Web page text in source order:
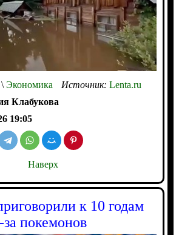
Экономика Источник: Lenta.ru
Клабукова
19:05
Наверх
к 10 годам
покемонов